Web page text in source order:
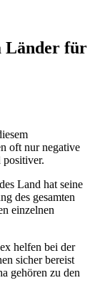
Länder für
oft nur negative
Land hat seine
des gesamten
einzelnen
helfen bei der
sicher bereist
gehören zu den